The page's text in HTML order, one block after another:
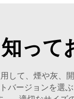
って
て、煙や灰、
ージョンを選